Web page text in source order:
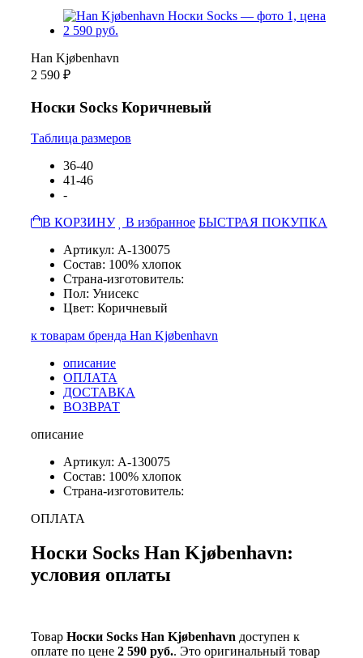
Han Kjøbenhavn
2 590 ₽
Носки Socks Коричневый
Таблица размеров
36-40
41-46
-
В КОРЗИНУ
В избранное БЫСТРАЯ ПОКУПКА
Артикул: A-130075
Состав: 100% хлопок
Страна-изготовитель:
Пол: Унисекс
Цвет: Коричневый
к товарам бренда Han Kjøbenhavn
описание
ОПЛАТА
ДОСТАВКА
ВОЗВРАТ
описание
Артикул: A-130075
Состав: 100% хлопок
Страна-изготовитель:
ОПЛАТА
Носки Socks Han Kjøbenhavn:
условия оплаты
Товар Носки Socks Han Kjøbenhavn доступен к
оплате по цене 2 590 руб.. Это оригинальный товар